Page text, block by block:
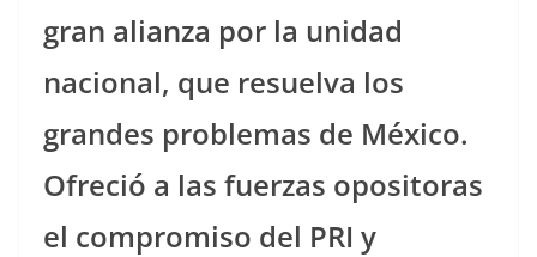
gran alianza por la unidad
nacional, que resuelva los
grandes problemas de México.
Ofreció a las fuerzas opositoras
el compromiso del PRI y